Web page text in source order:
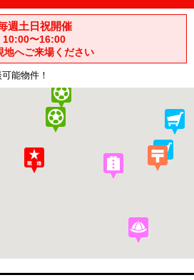
週土日祝開催
10:00〜16:00
地へご来場ください
能物件！